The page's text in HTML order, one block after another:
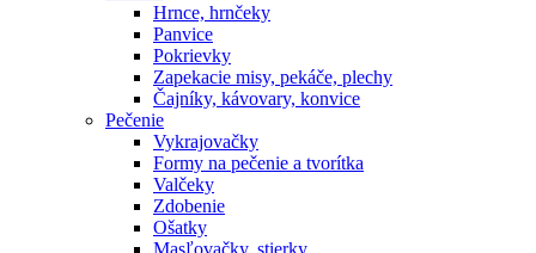
Hrnce, hrnčeky
Panvice
Pokrievky
Zapekacie misy, pekáče, plechy
Čajníky, kávovary, konvice
Pečenie
Vykrajovačky
Formy na pečenie a tvorítka
Valčeky
Zdobenie
Ošatky
Masľovačky, stierky